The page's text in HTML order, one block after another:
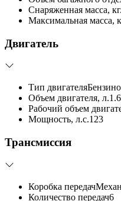
Снаряженная масса, кг.
Максимальная масса,
Двигатель
Тип двигателя
Объем двигателя, л.1.6
Рабочий объем
Мощность, л.с.123
Трансмиссия
Коробка передач
Количество передач6